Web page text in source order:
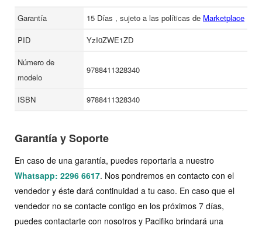
Garantía 15 Días , sujeto a las políticas de Marketplace
PID
YzI0ZWE1ZD
Número de
modelo
9788411328340
ISBN 9788411328340
Garantía y Soporte
En caso de una garantía, puedes reportarla a nuestro
Whatsapp: 2296 6617. Nos pondremos en contacto con el
vendedor y éste dará continuidad a tu caso. En caso que el
vendedor no se contacte contigo en los próximos 7 días,
puedes contactarte con nosotros y Pacifiko brindará una